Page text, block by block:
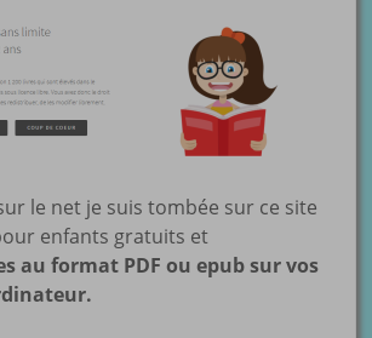
le net je suis tombée sur ce site
enfants gratuits et
au format PDF ou epub sur vos